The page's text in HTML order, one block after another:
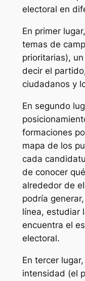
electoral en
En primer
temas de
prioritarias),
decir el
ciudadanos y
En segundo
formaciones
mapa de los
cada
de conocer
alrededor de
podría
línea, estudiar
encuentra el
electoral.
En tercer
intensidad (el